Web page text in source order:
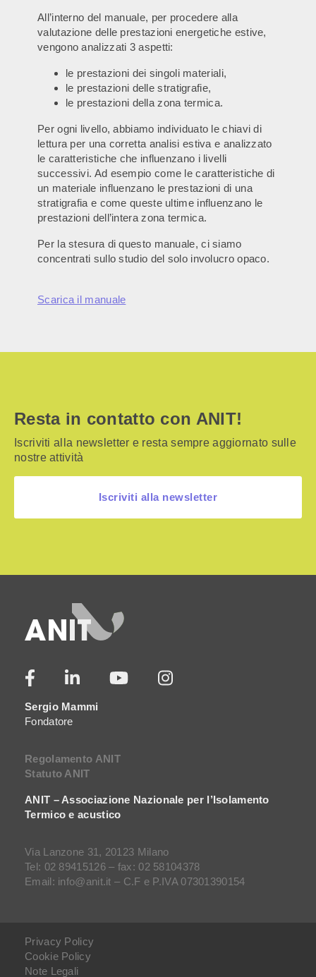
All’interno del manuale, per procedere alla
valutazione delle prestazioni energetiche estive,
vengono analizzati 3 aspetti:
le prestazioni dei singoli materiali,
le prestazioni delle stratigrafie,
le prestazioni della zona termica.
Per ogni livello, abbiamo individuato le chiavi di
lettura per una corretta analisi estiva e analizzato
le caratteristiche che influenzano i livelli
successivi. Ad esempio come le caratteristiche di
un materiale influenzano le prestazioni di una
stratigrafia e come queste ultime influenzano le
prestazioni dell’intera zona termica.
Per la stesura di questo manuale, ci siamo
concentrati sullo studio del solo involucro opaco.
Scarica il manuale
Resta in contatto con ANIT!
Iscriviti alla newsletter e resta sempre aggiornato sulle
nostre attività
Iscriviti alla newsletter
Sergio Mammi
Fondatore
Regolamento ANIT
Statuto ANIT
ANIT – Associazione Nazionale per l’Isolamento
Termico e acustico
Via Lanzone 31, 20123 Milano
Tel: 02 89415126 – fax: 02 58104378
Email: info@anit.it – C.F e P.IVA 07301390154
Privacy Policy
Cookie Policy
Note Legali